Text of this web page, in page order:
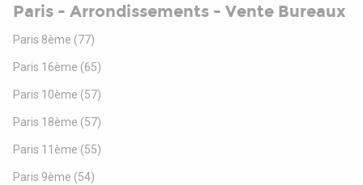
Paris - Arrondissements - Vente Bureaux
Paris 8ème (77)
Paris 16ème (65)
Paris 10ème (57)
Paris 18ème (57)
Paris 11ème (55)
Paris 9ème (54)